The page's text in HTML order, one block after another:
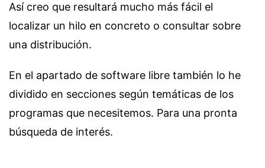
Así creo que resultará mucho más fácil el
localizar un hilo en concreto o consultar sobre
una distribución.
En el apartado de software libre también lo he
dividido en secciones según temáticas de los
programas que necesitemos. Para una pronta
búsqueda de interés.